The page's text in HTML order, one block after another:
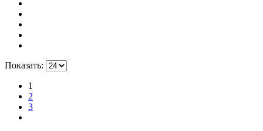
Показать:
1
2
3